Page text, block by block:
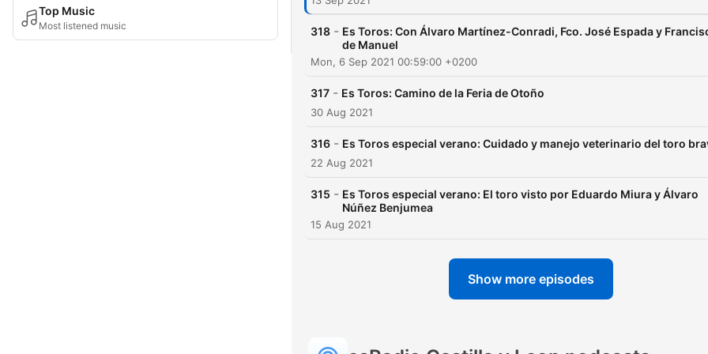
Top Music
Most listened music 318 - Es Toros: Con Álvaro Martínez-Conradi, Fco. José Espada y
de Manuel
Mon, 6 Sep 2021 00:59:00 +0200
317 - Es Toros: Camino de la Feria de Otoño
30 Aug 2021
316 - Es Toros especial verano: Cuidado y manejo veterinario del toro
22 Aug 2021
315 - Es Toros especial verano: El toro visto por Eduardo Miura y Álvaro
Núñez Benjumea
15 Aug 2021
Show more episodes